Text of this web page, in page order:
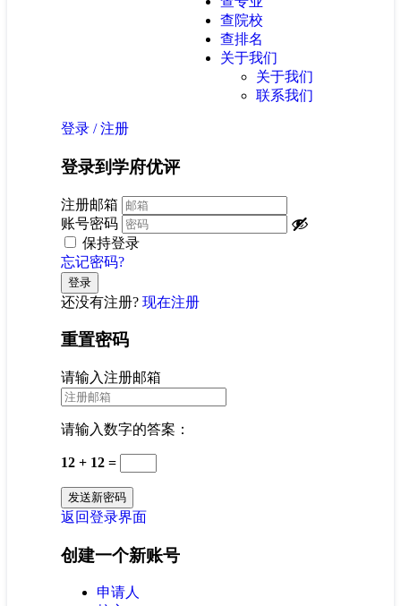
查院校
查排名
关于我们
关于我们
联系我们
登录 / 注册
登录到学府优评
注册邮箱
账号密码
保持登录
忘记密码?
还没有注册? 现在注册
重置密码
请输入注册邮箱
请输入数字的答案：
12 + 12 =
返回登录界面
创建一个新账号
申请人